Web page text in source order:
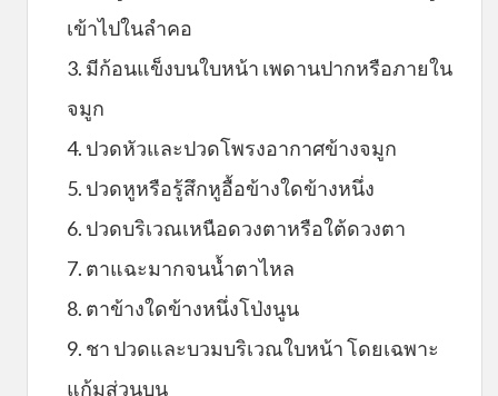
เข้าไปในลำคอ
3. มีก้อนแข็งบนใบหน้า เพดานปากหรือภายใน
จมูก
4. ปวดหัวและปวดโพรงอากาศข้างจมูก
5. ปวดหูหรือรู้สึกหูอื้อข้างใดข้างหนึ่ง
6. ปวดบริเวณเหนือดวงตาหรือใต้ดวงตา
7. ตาแฉะมากจนน้ำตาไหล
8. ตาข้างใดข้างหนึ่งโป่งนูน
9. ชา ปวดและบวมบริเวณใบหน้า โดยเฉพาะ
แก้มส่วนบน